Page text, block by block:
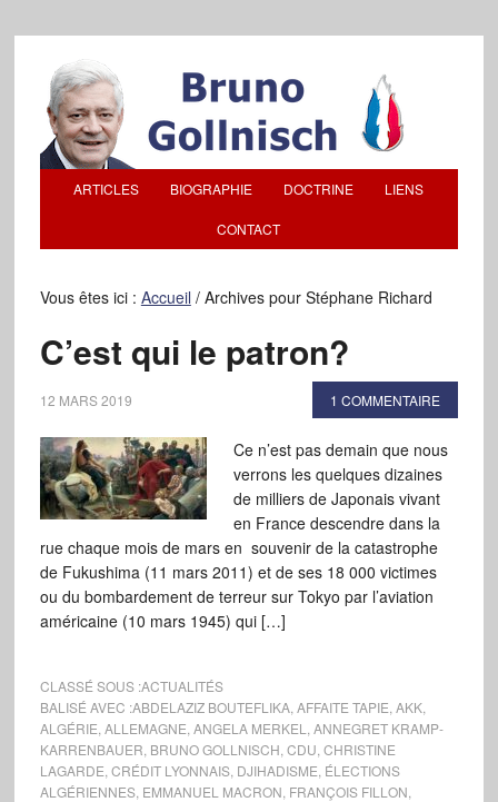
ARTICLES BIOGRAPHIE DOCTRINE LIENS
CONTACT
Vous êtes ici : Accueil /Archives pour Stéphane Richard
C’est qui le patron?
12 MARS 2019 1 COMMENTAIRE
Ce n’est pas demain que nous
verrons les quelques dizaines
de milliers de Japonais vivant
en France descendre dans la
rue chaque mois de mars en souvenir de la catastrophe
de Fukushima (11 mars 2011) et de ses 18 000 victimes
ou du bombardement de terreur sur Tokyo par l’aviation
américaine (10 mars 1945) qui […]
CLASSÉ SOUS :ACTUALITÉS
BALISÉ AVEC :ABDELAZIZ BOUTEFLIKA, AFFAITE TAPIE AKK,
ALGÉRIE ALLEMAGNE ANGELA MERKEL
ANNEGRET KRAMP-
KARRENBAUER BRUNO GOLLNISCH CDU CHRISTINE
LAGARDE CRÉDIT LYONNAIS, DJIHADISME ÉLECTIONS
ALGÉRIENNES, EMMANUEL MACRON FRANÇOIS FILLON